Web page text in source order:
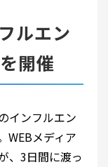
ルエン
開催
インフルエン
WEBメディア
、3日間に渡っ